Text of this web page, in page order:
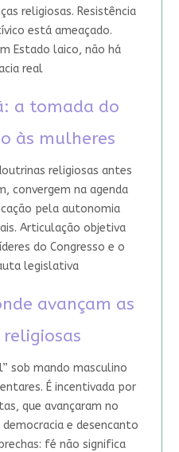
religiosas. Resistência
está ameaçado.
Estado laico, não há
real
a tomada do
às mulheres
religiosas antes
convergem na agenda
pela autonomia
Articulação objetiva
do Congresso e o
legislativa
avançam as
religiosas
sob mando masculino
É incentivada por
que avançaram no
e desencanto
fé não significa